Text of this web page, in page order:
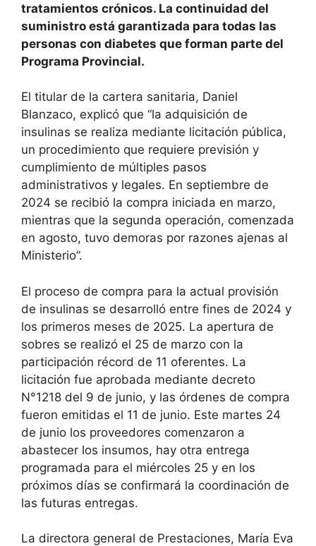
tratamientos crónicos. La continuidad del
suministro está garantizada para todas las
personas con diabetes que forman parte del
Programa Provincial.
El titular de la cartera sanitaria, Daniel
Blanzaco, explicó que “la adquisición de
insulinas se realiza mediante licitación pública,
un procedimiento que requiere previsión y
cumplimiento de múltiples pasos
administrativos y legales. En septiembre de
2024 se recibió la compra iniciada en marzo,
mientras que la segunda operación, comenzada
en agosto, tuvo demoras por razones ajenas al
Ministerio”.
El proceso de compra para la actual provisión
de insulinas se desarrolló entre fines de 2024 y
los primeros meses de 2025. La apertura de
sobres se realizó el 25 de marzo con la
participación récord de 11 oferentes. La
licitación fue aprobada mediante decreto
N°1218 del 9 de junio, y las órdenes de compra
fueron emitidas el 11 de junio. Este martes 24
de junio los proveedores comenzaron a
abastecer los insumos, hay otra entrega
programada para el miércoles 25 y en los
próximos días se confirmará la coordinación de
las futuras entregas.
La directora general de Prestaciones, María Eva